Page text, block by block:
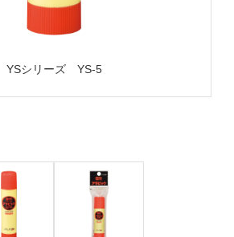
YSシリーズ YS-5